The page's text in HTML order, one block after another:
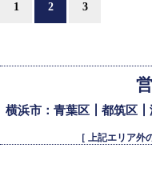
1 2 3
横浜市：青葉区┃都筑
［ 上記エリア外